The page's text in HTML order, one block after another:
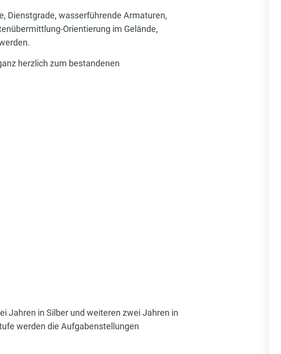
Dienstgrade, wasserführende Armaturen,
Orientierung im Gelände,
herzlich zum bestandenen
Jahren in Silber und weiteren zwei Jahren in
werden die Aufgabenstellungen